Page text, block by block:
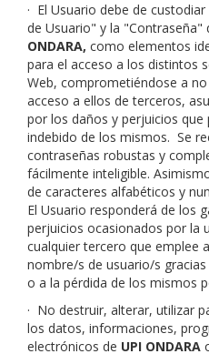
· El Usuario debe de
de Usuario" y la "Contraseña"
ONDARA, como elementos
para el acceso a los distintos
Web, comprometiéndose a
acceso a ellos de terceros,
por los daños y perjuicios que
indebido de los mismos. Se
contraseñas robustas y
fácilmente inteligible.
de caracteres alfabéticos y
El Usuario responderá de los
perjuicios ocasionados por la
cualquier tercero que emplee
nombre/s de usuario/s
o a la pérdida de los mismos
· No destruir, alterar, utilizar
los datos, informaciones,
electrónicos de UPI ONDARA